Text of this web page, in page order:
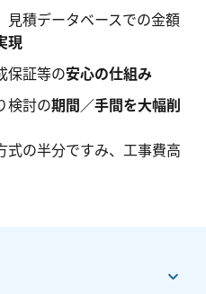
見積データベースでの金額
現
保証等の安心の仕組み
検討の期間／手間を大幅削
式の半分ですみ、工事費高